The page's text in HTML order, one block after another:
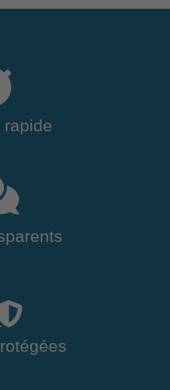
rapide